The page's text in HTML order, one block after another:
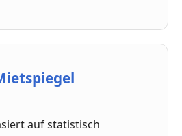
auf statistisch